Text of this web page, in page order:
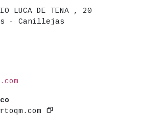
LUCA DE TENA , 20
- Canillejas